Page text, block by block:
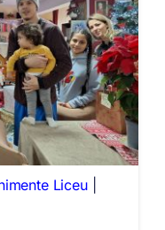
Liceu|